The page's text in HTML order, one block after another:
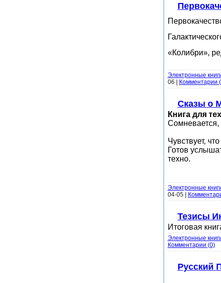
«Колибри»,
Электронные
06
Комментарии
Сказы о
Книга для
Сомневается,
Чувствует,
Готов
техно.
Электронные
04-05
Тезисы
Итоговая
Электронные
Комментарии (0)
Русский